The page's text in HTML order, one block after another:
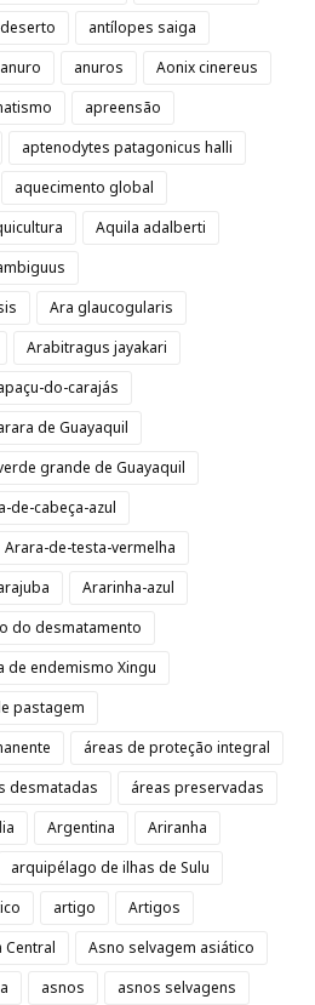
antílopes saiga
anuro anuros
Aonix cinereus
apreensão
aptenodytes patagonicus halli
aquecimento global
Aquila adalberti
Ara glaucogularis
Arabitragus jayakari
do-carajás
de Guayaquil
grande de Guayaquil
de-cabeça-azul
Arara-de-testa-vermelha
Ararinha-azul
do desmatamento
de endemismo Xingu
pastagem
áreas de proteção integral
desmatadas
áreas preservadas
Argentina
Ariranha
arquipélago de ilhas de Sulu
artigo
Artigos
Central
Asno selvagem asiático
asnos
asnos selvagens